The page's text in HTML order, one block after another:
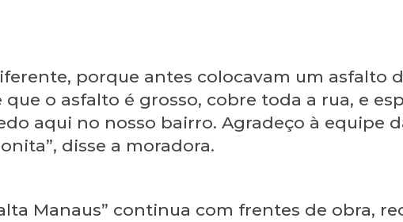
porque antes colocavam um asfalto
que o asfalto é grosso, cobre toda a rua, e
aqui no nosso bairro. Agradeço à equipe
disse a moradora.
Manaus” continua com frentes de obra,